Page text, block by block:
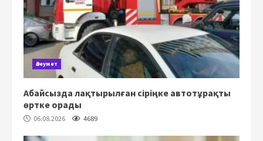
Әлеумет
Абайсызда лақтырылған сіріңке автотұрақты
өртке орады
06.08.2026 4689